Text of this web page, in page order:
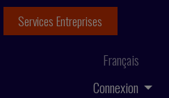
Connexion
Français
Services Entreprises